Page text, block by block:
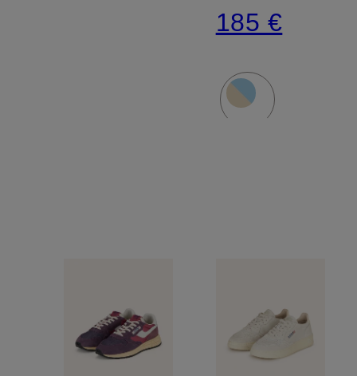
185 €